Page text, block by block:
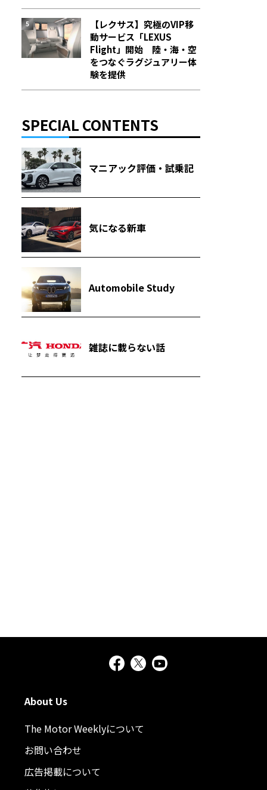
【レクサス】究極のVIP移
動サービス「LEXUS
Flight」開始 陸・海・空
をつなぐラグジュアリー体
験を提供
SPECIAL CONTENTS
マニアック評価・試乗記
気になる新車
Automobile Study
雑誌に載らない話
About Us
The Motor Weeklyについて
お問い合わせ
広告掲載について